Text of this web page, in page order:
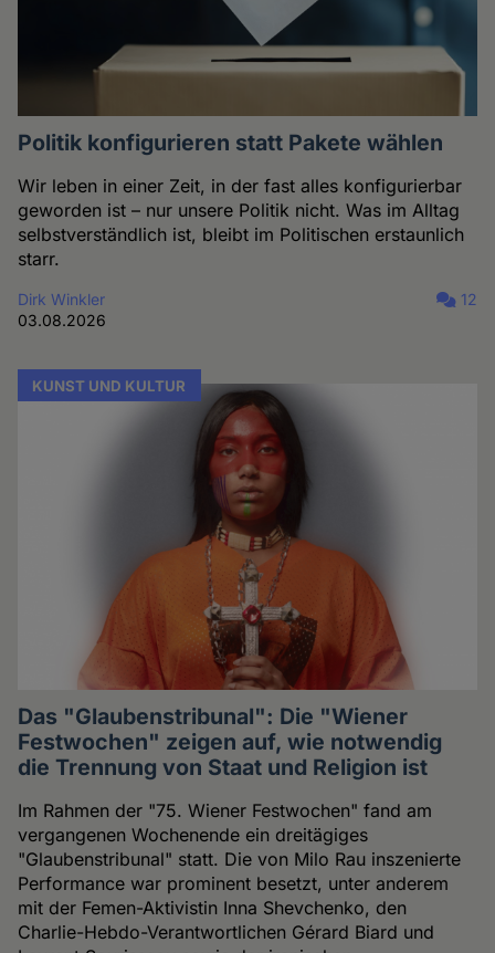
Politik konfigurieren statt Pakete wählen
Wir leben in einer Zeit, in der fast alles konfigurierbar
geworden ist – nur unsere Politik nicht. Was im Alltag
selbstverständlich ist, bleibt im Politischen erstaunlich
starr.
Dirk Winkler
03.08.2026
12
KUNST UND KULTUR
Das "Glaubenstribunal": Die "Wiener
Festwochen" zeigen auf, wie notwendig
die Trennung von Staat und Religion ist
Im Rahmen der "75. Wiener Festwochen" fand am
vergangenen Wochenende ein dreitägiges
"Glaubenstribunal" statt. Die von Milo Rau inszenierte
Performance war prominent besetzt, unter anderem
mit der Femen-Aktivistin Inna Shevchenko, den
Charlie-Hebdo-Verantwortlichen Gérard Biard und